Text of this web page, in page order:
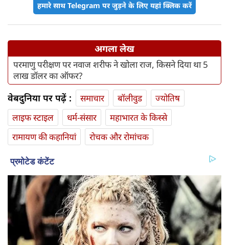
हमारे साथ Telegram पर जुड़ने के लिए यहां क्लिक करें
अगला लेख
परमाणु परीक्षण पर नवाज शरीफ ने खोला राज, किसने दिया था 5
लाख डॉलर का ऑफर?
वेबदुनिया पर पढ़ें : समाचार बॉलीवुड
ज्योतिष
लाइफ स्‍टाइल
धर्म-संसार
महाभारत के किस्से
रामायण की कहानियां
रोचक और रोमांचक